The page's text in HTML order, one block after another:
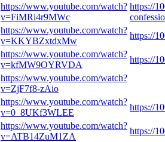
https://www.youtube.com/watch?
v=FiMRi4r9MWc
https://
https://www.youtube.com/watch?
v=KKYBZxtdxMw
https://
https://www.youtube.com/watch?
v=kfMW9OYRVDA
https://
https://www.youtube.com/watch?
v=ZjF7f8-zAio
https://www.youtube.com/watch?
v=0_8UKf3WLEE
https://
https://www.youtube.com/watch?
v=ATB14ZuM1ZA
https://